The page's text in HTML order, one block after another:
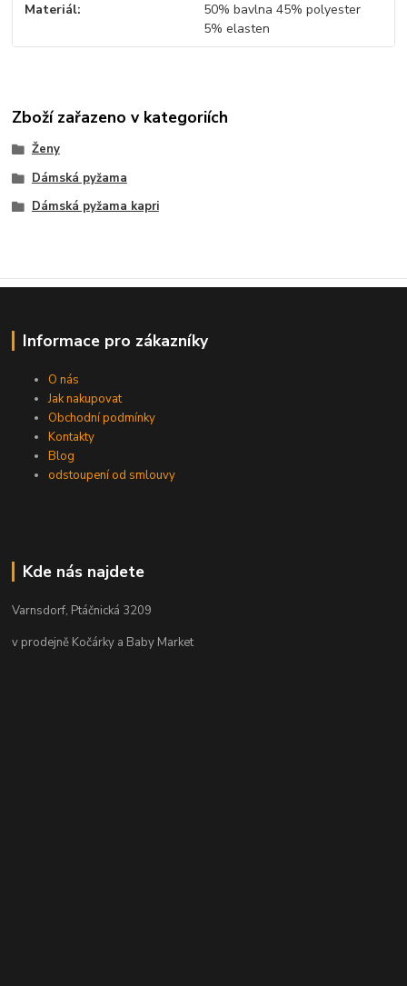
Materiál
50% bavlna 45% polyester
5% elasten
Zboží zařazeno v kategoriích
Ženy
Dámská pyžama
Dámská pyžama kapri
Informace pro zákazníky
O nás
Jak nakupovat
Obchodní podmínky
Kontakty
Blog
odstoupení od smlouvy
Kde nás najdete
Varnsdorf, Ptáčnická 3209
v prodejně Kočárky a Baby Market